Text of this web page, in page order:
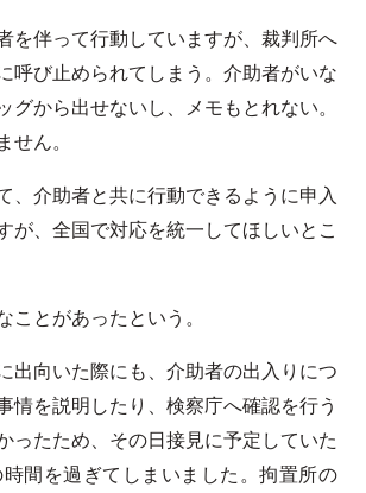
を伴って行動していますが、裁判所へ
呼び止められてしまう。介助者がいな
グから出せないし、メモもとれない。
ん。
、介助者と共に行動できるように申入
が、全国で対応を統一してほしいとこ
ことがあったという。
出向いた際にも、介助者の出入りにつ
情を説明したり、検察庁へ確認を行う
ったため、その日接見に予定していた
間を過ぎてしまいました。拘置所の